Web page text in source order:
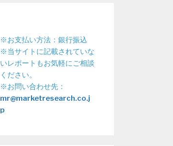
※お支払い方法：銀行振込
※当サイトに記載されていな
いレポートもお気軽にご相談
ください。
※お問い合わせ先：
mr@marketresearch.co.j
p